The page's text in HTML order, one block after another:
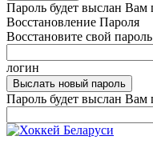
Пароль будет выслан Вам
Восстановление Пароля
Восстановите свой пароль
логин
Пароль будет выслан Вам